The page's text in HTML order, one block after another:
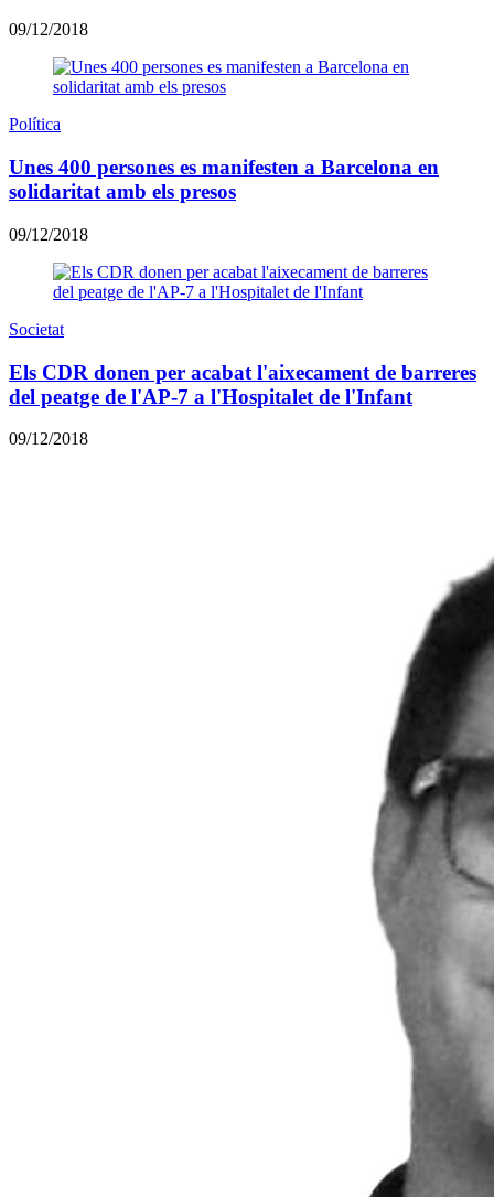
09/12/2018
Política
Unes 400 persones es manifesten a Barcelona en
solidaritat amb els presos
09/12/2018
Societat
Els CDR donen per acabat l'aixecament de barreres
del peatge de l'AP-7 a l'Hospitalet de l'Infant
09/12/2018